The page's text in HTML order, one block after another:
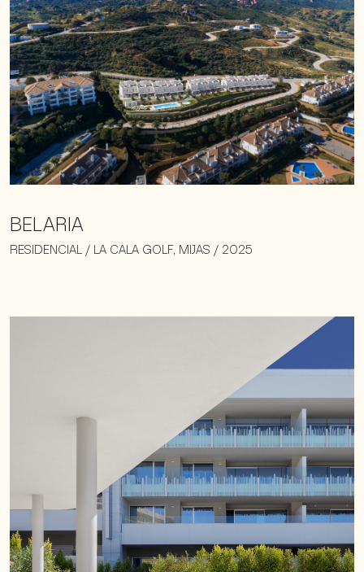
BELARIA
RESIDENCIAL / LA CALA GOLF, MIJAS / 2025